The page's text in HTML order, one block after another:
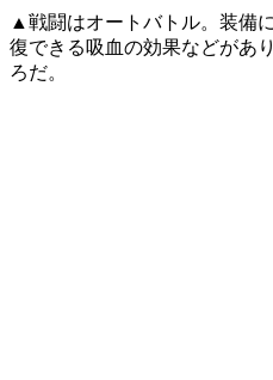
▲戦闘はオートバトル。装備
復できる吸血の効果などがあ
ろだ。